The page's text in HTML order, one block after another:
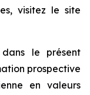
visitez le site
dans le présent
prospective
en valeurs